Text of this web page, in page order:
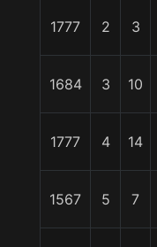
1777 2 3
1684 3 10
1777 4 14
1567 5 7